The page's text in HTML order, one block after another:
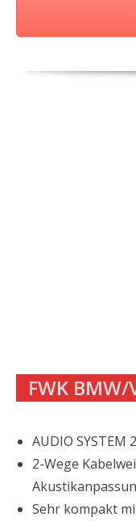
FWK BMW/
AUDIO SYSTEM
2-Wege
Sehr kompakt